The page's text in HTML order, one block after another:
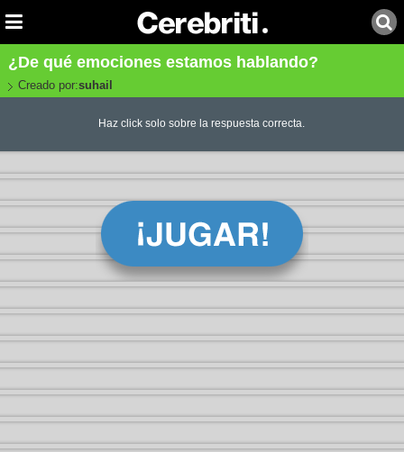
¿De qué emociones estamos hablando?
Creado por:suhail
Haz click solo sobre la respuesta correcta.